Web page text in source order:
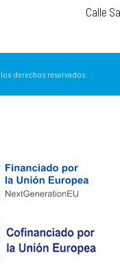
Calle
derechos reservados.